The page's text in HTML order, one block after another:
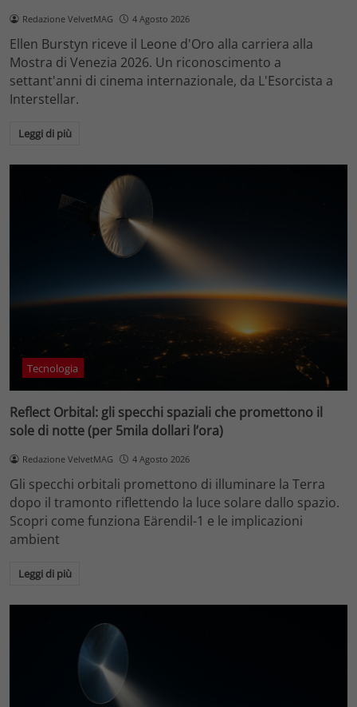
Redazione VelvetMAG 4 Agosto 2026
Ellen Burstyn riceve il Leone d'Oro alla carriera alla
Mostra di Venezia 2026. Un riconoscimento a
settant'anni di cinema internazionale, da L'Esorcista a
Interstellar.
Leggi di più
Tecnologia
Reflect Orbital: gli specchi spaziali che promettono il
sole di notte (per 5mila dollari l’ora)
Redazione VelvetMAG 4 Agosto 2026
Gli specchi orbitali promettono di illuminare la Terra
dopo il tramonto riflettendo la luce solare dallo spazio.
Scopri come funziona Eärendil-1 e le implicazioni
ambient
Leggi di più